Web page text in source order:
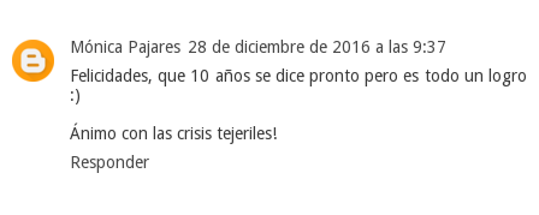
Mónica Pajares 28 de diciembre de 2016 a las 9:37
Felicidades, que 10 años se dice pronto pero es todo un logro
:)
Ánimo con las crisis tejeriles!
Responder